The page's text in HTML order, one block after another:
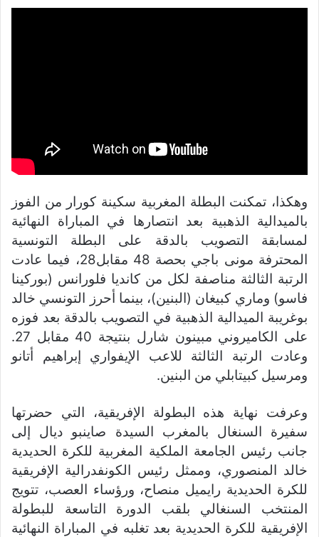
وهكذا، تمكنت البطلة المغربية سكينة كورار من الفوز
بالميدالية الذهبية بعد انتصارها في المباراة النهائية
لمسابقة التصويب بالدقة على البطلة التونسية
المحترفة مونى باجي بحصة 48 مقابل28، فيما عادت
الرتبة الثالثة مناصفة لكل من كانديا فلورانس (بوركينا
فاسو) وماري كبيغان (البنين)، بينما أحرز التونسي خالد
بوغريبة الميدالية الذهبية في التصويب بالدقة بعد فوزه
على الكاميروني مبينون شارل بنتيجة 40 مقابل 27.
وعادت الرتبة الثالثة للاعب الإيفواري إبراهيم أتانو
ومرسيل كبيتابلي من البنين.
وعرفت نهاية هذه البطولة الإفريقية، التي حضرتها
سفيرة السنغال بالمغرب السيدة صاينبو ديال إلى
جانب رئيس الجامعة الملكية المغربية للكرة الحديدية
خالد المنصوري، وممثل رئيس الكونفدرالية الإفريقية
للكرة الحديدية رايميل منصاح، ورؤساء العصب، تتويج
المنتخب السنغالي بلقب الدورة التاسعة للبطولة
الإفريقية للكرة الحديدية بعد تغلبه في المباراة النهائية